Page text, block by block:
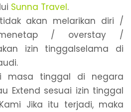
Sunna Travel.
akan melarikan diri /
/ overstay /
izin tinggalselama di
masa tinggal di negara
Extend sesuai izin tinggal
Jika itu terjadi, maka